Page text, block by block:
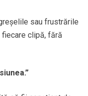
sau frustrările
clipă, fără